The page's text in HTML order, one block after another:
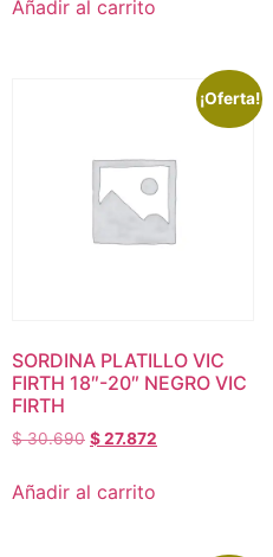
Añadir al carrito
¡Oferta!
SORDINA PLATILLO VIC
FIRTH 18″-20″ NEGRO VIC
FIRTH
$30.690 $27.872
Añadir al carrito